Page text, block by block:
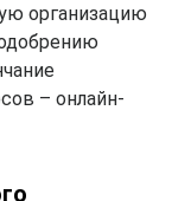
организацию
– онлайн-